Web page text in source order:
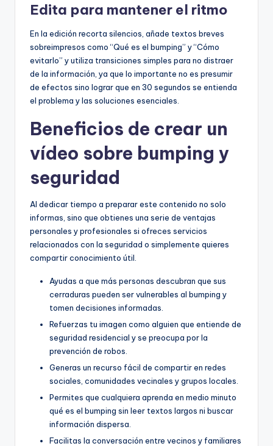
Edita para mantener el ritmo
En la edición recorta silencios, añade textos breves
sobreimpresos como “Qué es el bumping” y “Cómo
evitarlo” y utiliza transiciones simples para no distraer
de la información, ya que lo importante no es presumir
de efectos sino lograr que en 30 segundos se entienda
el problema y las soluciones esenciales.
Beneficios de crear un
vídeo sobre bumping y
seguridad
Al dedicar tiempo a preparar este contenido no solo
informas, sino que obtienes una serie de ventajas
personales y profesionales si ofreces servicios
relacionados con la seguridad o simplemente quieres
compartir conocimiento útil.
Ayudas a que más personas descubran que sus
cerraduras pueden ser vulnerables al bumping y
tomen decisiones informadas.
Refuerzas tu imagen como alguien que entiende de
seguridad residencial y se preocupa por la
prevención de robos.
Generas un recurso fácil de compartir en redes
sociales, comunidades vecinales y grupos locales.
Permites que cualquiera aprenda en medio minuto
qué es el bumping sin leer textos largos ni buscar
información dispersa.
Facilitas la conversación entre vecinos y familiares